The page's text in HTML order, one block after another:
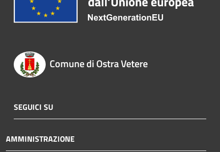
Comune di Ostra Vetere
SEGUICI SU
AMMINISTRAZIONE